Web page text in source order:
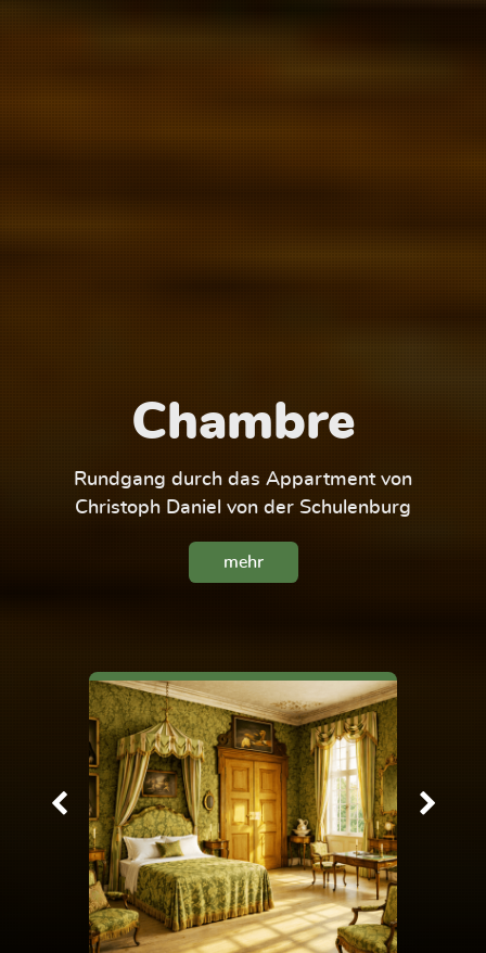
Chambre
Rundgang durch das Appartment von
Christoph Daniel von der Schulenburg
mehr